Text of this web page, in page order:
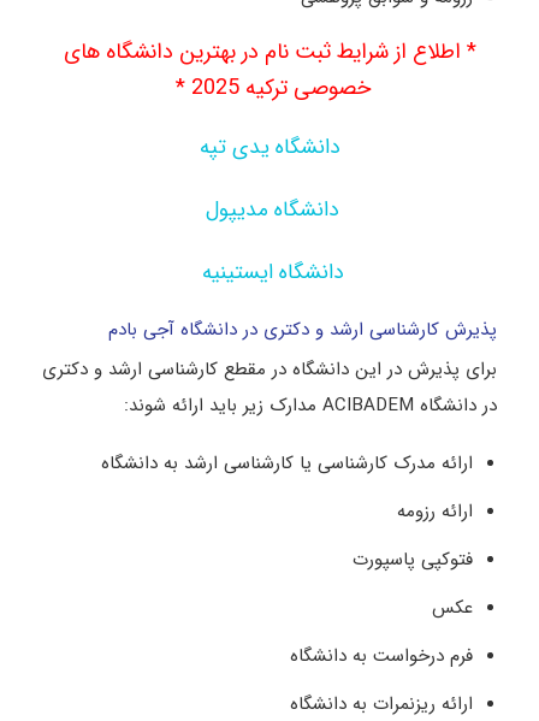
* اطلاع از شرایط ثبت نام در بهترین دانشگاه های
خصوصی ترکیه 2025 *
دانشگاه یدی تپه
دانشگاه مدیپول
دانشگاه ایستینیه
پذیرش کارشناسی ارشد و دکتری در دانشگاه آجی بادم
برای پذیرش در این دانشگاه در مقطع کارشناسی ارشد و دکتری
در دانشگاه ACIBADEM مدارک زیر باید ارائه شوند:
ارائه مدرک کارشناسی یا کارشناسی ارشد به دانشگاه
ارائه رزومه
فتوکپی پاسپورت
عکس
فرم درخواست به دانشگاه
ارائه ریزنمرات به دانشگاه